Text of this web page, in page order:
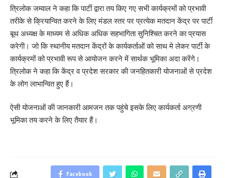
त्रिलोक जम्वाल ने कहा कि पार्टी द्वारा तय किए गए सभी कार्यक्रमों को प्रभावी
तरीके से क्रियान्वित करने के लिए मंडल स्तर पर प्रत्येक मतदान केंद्र पर पार्टी
बूथ अध्यक्ष के माध्यम से अधिक अधिक सहभागिता सुनिश्चित करने का प्रयास
करेगी। जो कि स्थानीय मतदान केंद्रों के कार्यकर्ताओं को साथ मे लेकर पार्टी के
कार्यक्रमों को प्रभावी रूप से आयोजन करने में सार्थक भूमिका अदा करेंगे।
त्रिलोक ने कहा कि केंद्र व प्रदेश सरकार की जनहितकारी योजनाओं से प्रदेश
के लोग लाभान्वित हुए हैं।
ऐसी योजनाओं की जानकारी आमजन तक पहुंचे इसके लिए कार्यकर्ता अग्रणी
भूमिका तय करने के लिए तैयार हैं।
Facebook